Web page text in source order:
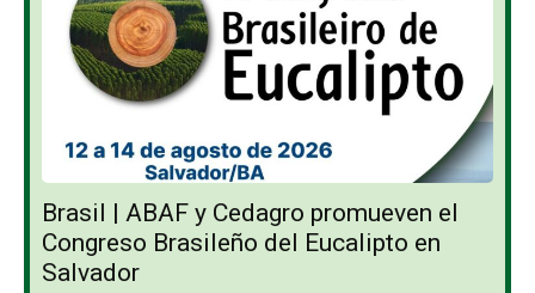
Brasil | ABAF y Cedagro promueven el
Congreso Brasileño del Eucalipto en
Salvador